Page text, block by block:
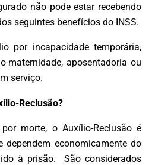
não pode estar recebendo
seguintes benefícios do INSS.
por incapacidade temporária,
maternidade, aposentadoria ou
serviço.
Reclusão?
morte, o Auxílio-Reclusão é
economicamente do
à prisão. São considerados